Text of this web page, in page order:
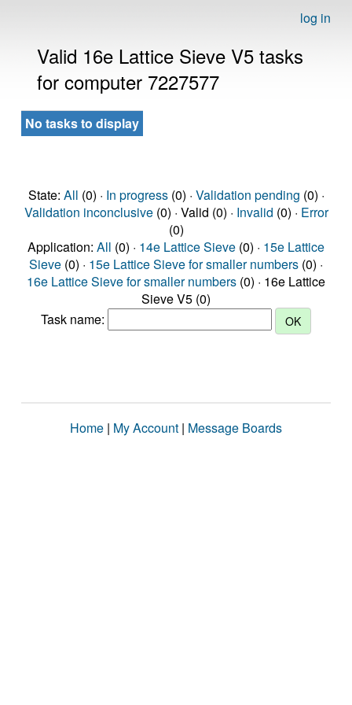
log in
Valid 16e Lattice Sieve V5 tasks
for computer 7227577
No tasks to display
State: All (0) · In progress(0) · Validation pending (0) ·
Validation inconclusive(0) · Valid (0) · Invalid (0) · Error
(0)
Application: All (0) · 14e Lattice Sieve (0) · 15e Lattice
Sieve (0) · 15e Lattice Sieve for smaller numbers (0) ·
16e Lattice Sieve for smaller numbers (0) · 16e Lattice
Sieve V5 (0)
Task name:
Home | My Account | Message Boards